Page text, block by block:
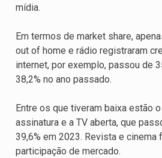
mídia.
Em termos de market share,
out of home e rádio registraram
internet, por exemplo, passou de
38,2% no ano passado.
Entre os que tiveram baixa estão
assinatura e a TV aberta, que
39,6% em 2023. Revista e cinema
participação de mercado.